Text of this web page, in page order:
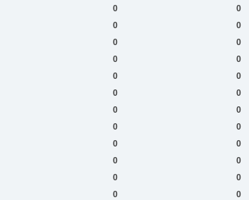
0 0
0 0
0 0
0 0
0 0
0 0
0 0
0 0
0 0
0 0
0 0
0 0